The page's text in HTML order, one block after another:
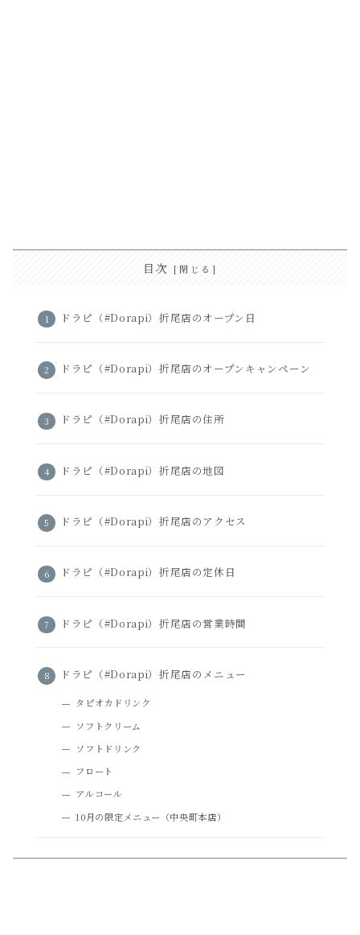
目次
ドラピ（#Dorapi）折尾店のオープン日
ドラピ（#Dorapi）折尾店のオープンキャンペーン
ドラピ（#Dorapi）折尾店の住所
ドラピ（#Dorapi）折尾店の地図
ドラピ（#Dorapi）折尾店のアクセス
ドラピ（#Dorapi）折尾店の定休日
ドラピ（#Dorapi）折尾店の営業時間
ドラピ（#Dorapi）折尾店のメニュー
タピオカドリンク
ソフトクリーム
ソフトドリンク
フロート
アルコール
10月の限定メニュー（中央町本店）